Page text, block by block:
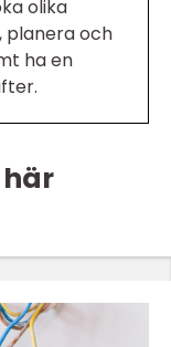
olika
planera och
ha en